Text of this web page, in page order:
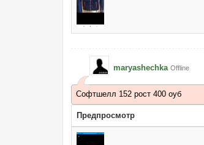
maryashechka Offline
Софтшелл 152 рост 400 оуб
Предпросмотр